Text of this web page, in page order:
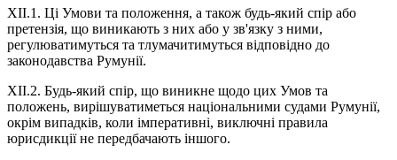
XII.1. Ці Умови та положення, а також будь-який спір або
претензія, що виникають з них або у зв'язку з ними,
регулюватимуться та тлумачитимуться відповідно до
законодавства Румунії.
XII.2. Будь-який спір, що виникне щодо цих Умов та
положень, вирішуватиметься національними судами Румунії,
окрім випадків, коли імперативні, виключні правила
юрисдикції не передбачають іншого.